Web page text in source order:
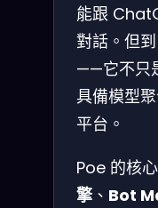
能跟
對話。但
——它不只
具備模型
平台。
Poe 的核
擎、 Bot